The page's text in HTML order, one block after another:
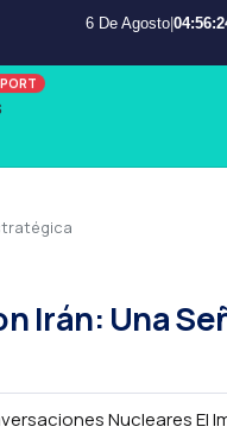
6 De Agosto |
Irán: Una
Nucleares El